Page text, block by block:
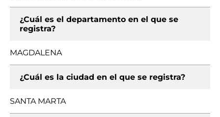
¿Cuál es el departamento en el que se
registra?
MAGDALENA
¿Cuál es la ciudad en el que se registra?
SANTA MARTA